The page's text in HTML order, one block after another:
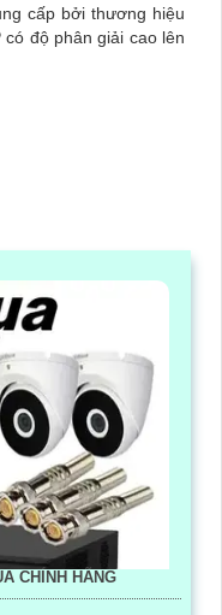
cấp bởi thương hiệu
CHÍNH HÃNG